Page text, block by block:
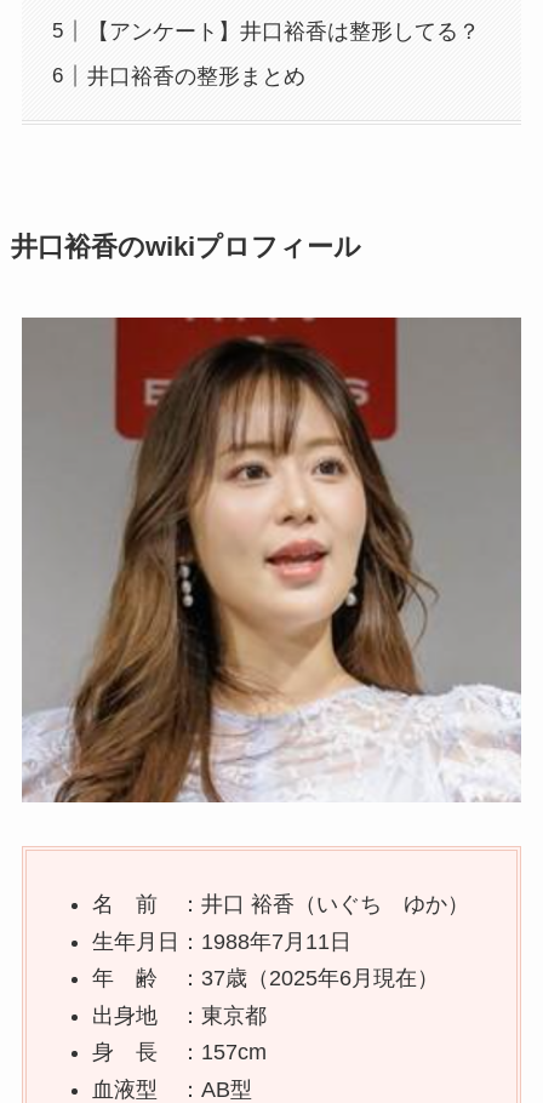
【アンケート】井口裕香は整形してる？
井口裕香の整形まとめ
井口裕香のwikiプロフィール
名 前 ：井口 裕香（いぐち ゆか）
生年月日：1988年7月11日
年 齢 ：37歳（2025年6月現在）
出身地 ：東京都
身 長 ：157cm
血液型 ：AB型